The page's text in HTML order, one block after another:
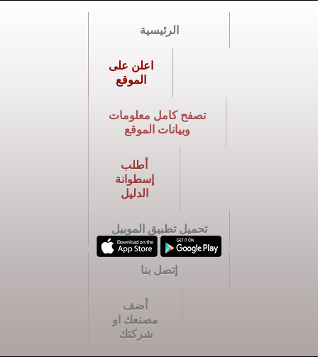
الرئيسية
اعلن على
الموقع
تصفح كامل معلومات
وبيانات الموقع
أطلب
إسطوانة
الدليل
تحميل تطبيق الموبيل
إتصل بنا
أضف
مصنعك او
شركتك